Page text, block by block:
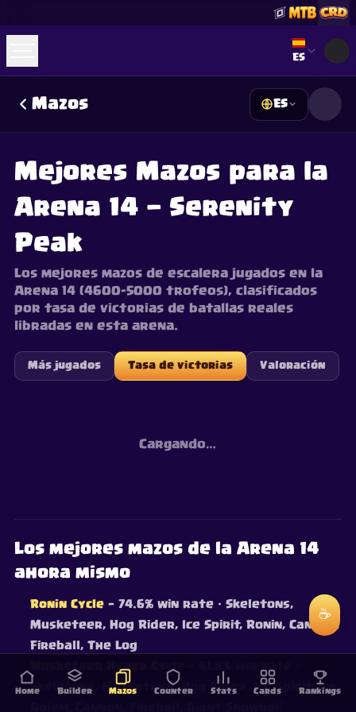
Select
ES
Mazos ES
Mejores Mazos para la
Arena 14 — Serenity
Peak
Los mejores mazos de escalera jugados en la
Arena 14 (4600–5000 trofeos), clasificados
por tasa de victorias de batallas reales
libradas en esta arena.
Más jugados Tasa de victorias Valoración
Cargando…
Los mejores mazos de la Arena 14
ahora mismo
Ronin Cycle — 74.6% win rate · Skeletons,
Musketeer, Hog Rider, Ice Spirit, Ronin, Cannon,
Fireball, The Log
Musketeer Hyper Cycle
— 61.8% win rate
Skeletons, Musketeer, Hog Rider, Ice Spirit, Ice
Home Builder Mazos Counter Stats Cards Rankings
Unirse a Discord
Guides
FAQAboutContactPrivacyTerms
© 2026 ClashRoyaleDeck.com Todos los Derechos Reservados
specifically approved by Supercell and Supercell is not
responsible for it. For more information see
☕